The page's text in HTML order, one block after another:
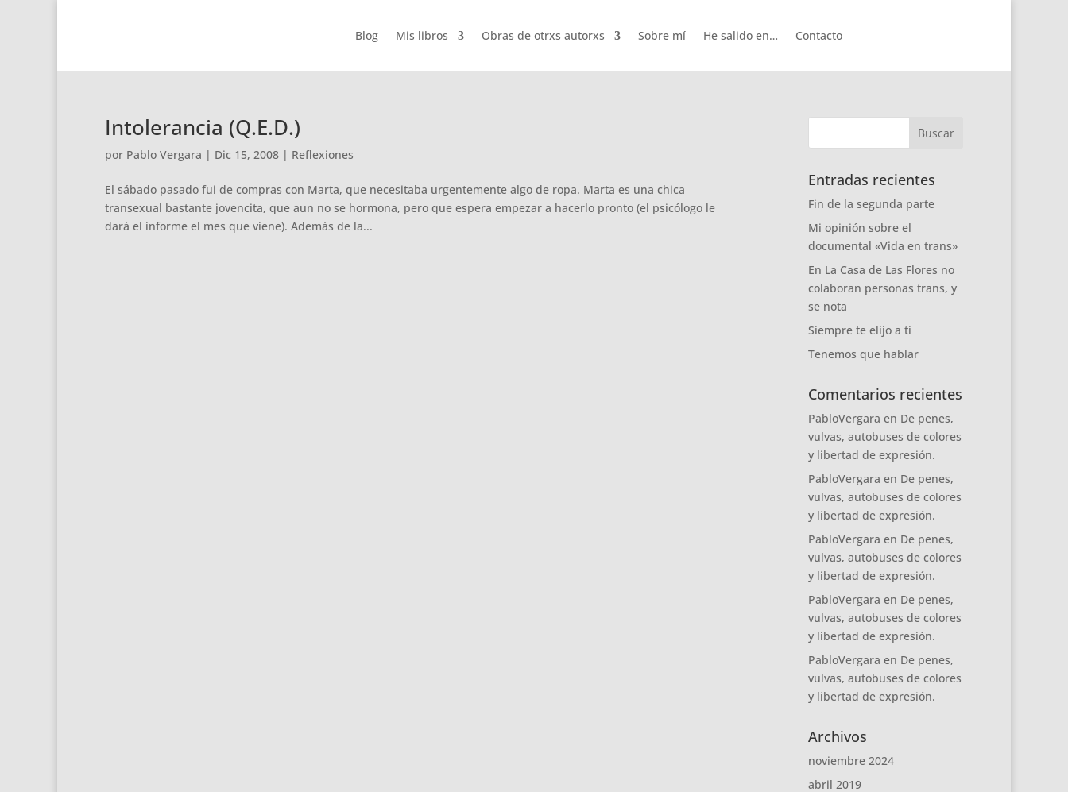
Blog Mis libros Obras de otrxs autorxs Sobre mí He salido en… Contacto
Intolerancia (Q.E.D.)
por Pablo Vergara | Dic 15, 2008 | Reflexiones
El sábado pasado fui de compras con Marta, que necesitaba urgentemente algo de ropa. Marta es una chica
transexual bastante jovencita, que aun no se hormona, pero que espera empezar a hacerlo pronto (el psicólogo le
dará el informe el mes que viene). Además de la...
Entradas recientes
Fin de la segunda parte
Mi opinión sobre el
documental «Vida en trans»
En La Casa de Las Flores no
colaboran personas trans, y
se nota
Siempre te elijo a ti
Tenemos que hablar
Comentarios recientes
PabloVergara en De penes,
vulvas, autobuses de colores
y libertad de expresión.
PabloVergara en De penes,
vulvas, autobuses de colores
y libertad de expresión.
PabloVergara en De penes,
vulvas, autobuses de colores
y libertad de expresión.
PabloVergara en De penes,
vulvas, autobuses de colores
y libertad de expresión.
PabloVergara en De penes,
vulvas, autobuses de colores
y libertad de expresión.
Archivos
noviembre 2024
abril 2019